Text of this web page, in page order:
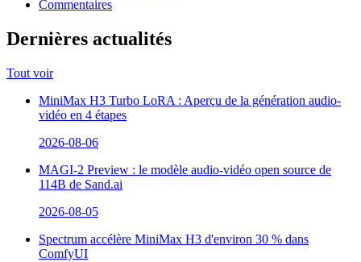
Commentaires
Dernières actualités
Tout voir
MiniMax H3 Turbo LoRA : Aperçu de la génération audio-
vidéo en 4 étapes
2026-08-06
MAGI-2 Preview : le modèle audio-vidéo open source de
114B de Sand.ai
2026-08-05
Spectrum accélère MiniMax H3 d'environ 30 % dans
ComfyUI